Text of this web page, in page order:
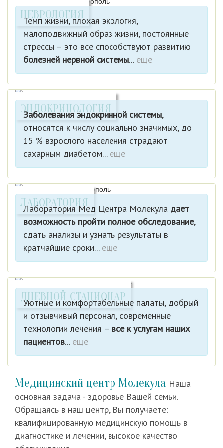
НЕВРОЛОГИЯ
Темп жизни, плохая экология,
малоподвижный образ жизни, постоянные
стрессы – это все способствуют развитию
болезней нервной системы...еще
ЭНДОКРИНОЛОГИЯ
Заболевания эндокринной системы,
относятся к числу социально значимых, до
15 % взрослого населения страдают
сахарным диабетом...еще
ЛАБОРАТОРИЯ
Лаборатория Мед Центра Молекула дает
возможность пройти полное обследование,
сдать анализы и узнать результаты в
кратчайшие сроки...еще
ДНЕВНОЙ СТАЦИОНАР
Уютные и комфортабельные палаты, добрый
и отзывчивый персонал, современные
технологии лечения – все к услугам наших
пациентов...еще
Медицинский центр Молекула Наша
основная задача - здоровье Вашей семьи.
Обращаясь в наш центр, Вы получаете:
квалифицированную медицинскую помощь в
диагностике и лечении, высокое качество